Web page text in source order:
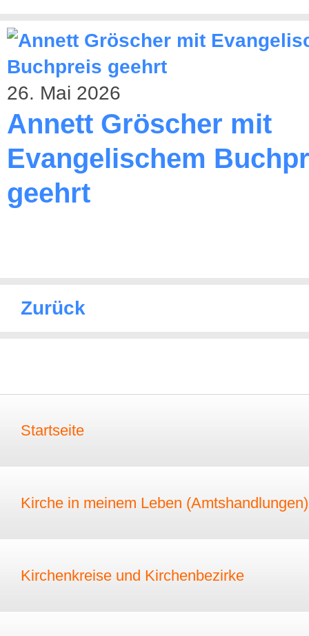
26. Mai 2026
Annett Gröscher mit
Evangelischem
geehrt
Zurück
Startseite
Kirche in meinem Leben (Amtshandlungen)
Kirchenkreise und Kirchenbezirke